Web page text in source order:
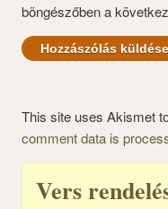
böngészőben a
This site uses Akismet
comment data is
Vers